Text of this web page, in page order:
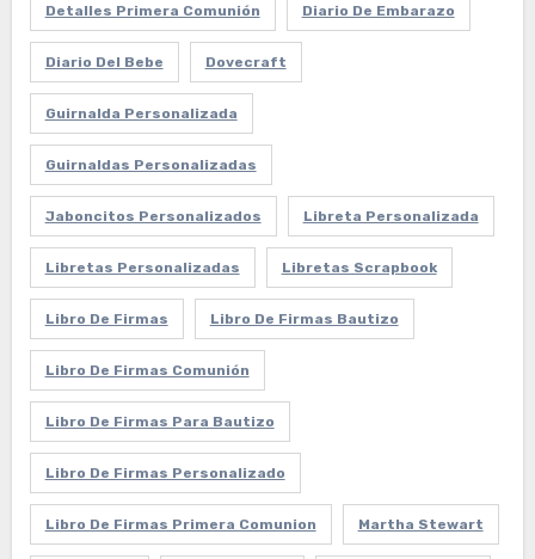
Detalles Primera Comunión Diario De Embarazo
Diario Del Bebe Dovecraft
Guirnalda Personalizada
Guirnaldas Personalizadas
Jaboncitos Personalizados Libreta Personalizada
Libretas Personalizadas Libretas Scrapbook
Libro De Firmas Libro De Firmas Bautizo
Libro De Firmas Comunión
Libro De Firmas Para Bautizo
Libro De Firmas Personalizado
Libro De Firmas Primera Comunion Martha Stewart